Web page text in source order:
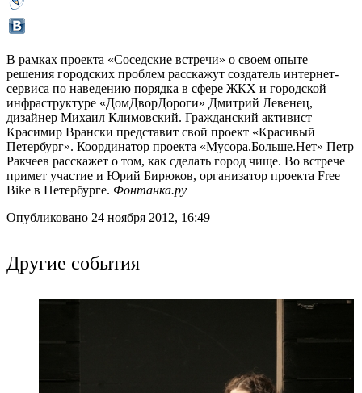
В рамках проекта «Соседские встречи» о своем опыте
решения городских проблем расскажут создатель интернет-
сервиса по наведению порядка в сфере ЖКХ и городской
инфраструктуре «ДомДворДороги» Дмитрий Левенец,
дизайнер Михаил Климовский. Гражданский активист
Красимир Врански представит свой проект «Красивый
Петербург». Координатор проекта «Мусора.Больше.Нет» Петр
Ракчеев расскажет о том, как сделать город чище. Во встрече
примет участие и Юрий Бирюков, организатор проекта Free
Bike в Петербурге. Фонтанка.ру
Опубликовано 24 ноября 2012, 16:49
Другие события